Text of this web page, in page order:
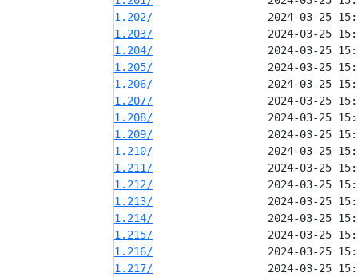
1.202/
1.203/
1.204/
1.205/
1.206/
1.207/
1.208/
1.209/
1.210/
1.211/
1.212/
1.213/
1.214/
1.215/
1.216/
1.217/